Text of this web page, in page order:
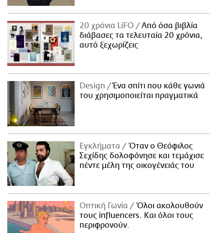
20 χρόνια LiFO
Από όσα βιβλία
διάβασες τα τελευταία 20 χρόνια,
αυτό ξεχωρίζεις
Design
Ένα σπίτι που κάθε γωνιά
του χρησιμοποιείται πραγματικά
Εγκλήματα
Όταν ο Θεόφιλος
Σεχίδης δολοφόνησε και τεμάχισε
πέντε μέλη της οικογένειάς του
Οπτική Γωνία
Όλοι ακολουθούν
τους influencers. Και όλοι τους
περιφρονούν.